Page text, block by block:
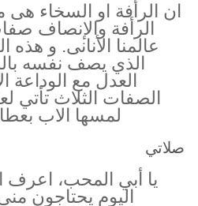
ان الرأفة او السخاء
الرأفة والإنصاف
عالمنا الأنانى. و
الذي يصف نفسه
العدل مع الوداعة
الصفات الثلاث تأتي
لمسها الاب
صلاتي
يا أبي المحب، اعرف
اليوم يحتاجون